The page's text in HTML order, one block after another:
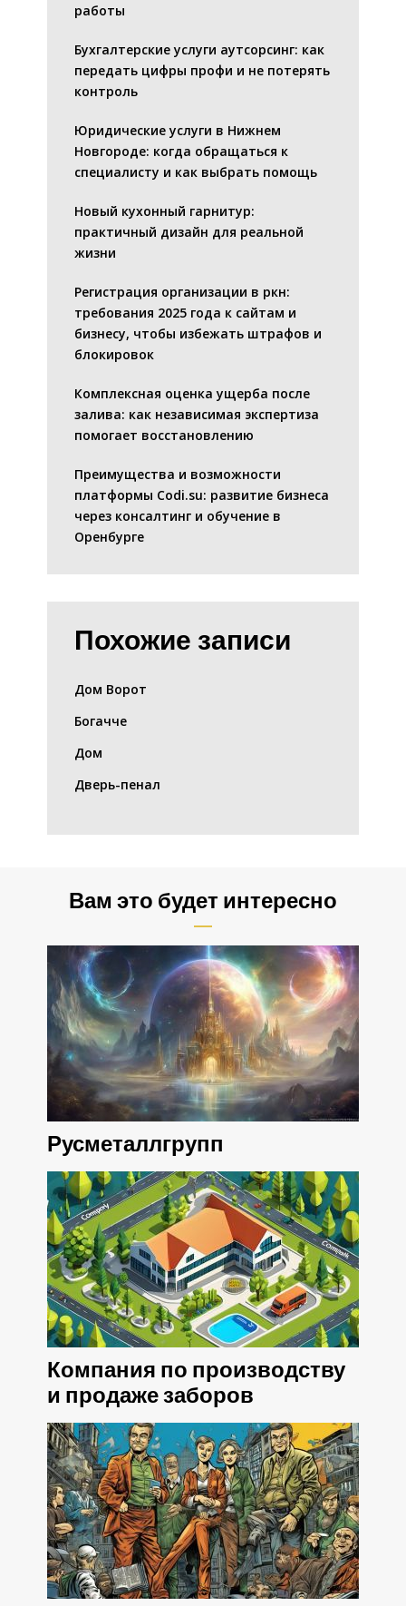
работы
Бухгалтерские услуги аутсорсинг: как
передать цифры профи и не потерять
контроль
Юридические услуги в Нижнем
Новгороде: когда обращаться к
специалисту и как выбрать помощь
Новый кухонный гарнитур:
практичный дизайн для реальной
жизни
Регистрация организации в ркн:
требования 2025 года к сайтам и
бизнесу, чтобы избежать штрафов и
блокировок
Комплексная оценка ущерба после
залива: как независимая экспертиза
помогает восстановлению
Преимущества и возможности
платформы Codi.su: развитие бизнеса
через консалтинг и обучение в
Оренбурге
Похожие записи
Дом Ворот
Богачче
Дом
Дверь-пенал
Вам это будет интересно
Русметаллгрупп
Компания по производству
и продаже заборов